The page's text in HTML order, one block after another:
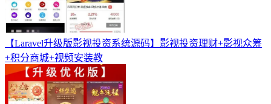
【Laravel升级版影视投资系统源码】影视投资理财+影视众筹
+积分商城+视频安装教